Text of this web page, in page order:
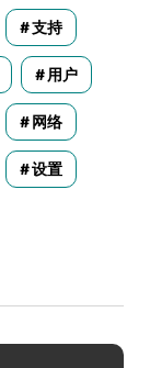
支持
用户
网络
设置